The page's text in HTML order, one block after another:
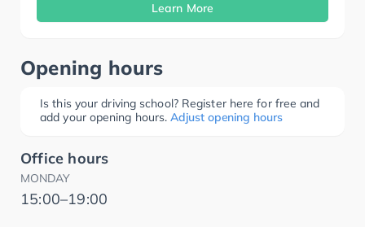
Learn More
Opening hours
Is this your driving school? Register here for free and
add your opening hours. Adjust opening hours
Office hours
MONDAY
15:00–19:00